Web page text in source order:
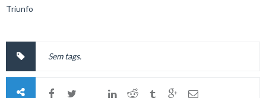
Triunfo
Sem tags.